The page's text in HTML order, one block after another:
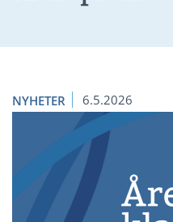
NYHETER 6.5.2026